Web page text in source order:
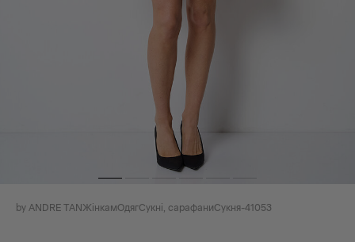
by ANDRE TANЖінкамОдягСукні, сарафаниСукня-41053